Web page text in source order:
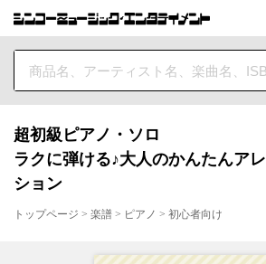
超初級ピアノ・ソロ
ラクに弾ける♪大人のかんたんア
ション
トップページ > 楽譜 > ピアノ > 初心者向け